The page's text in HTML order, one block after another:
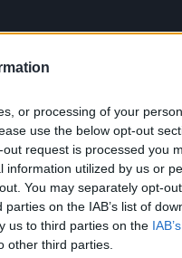
or processing of your
use the below opt-out
request is processed you
utilized by us or
You may separately opt-
on the IAB’s list of
us to third parties on the
other third parties.